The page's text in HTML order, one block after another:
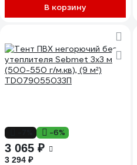
В корзину
-6%
3 065 ₽
3 294 ₽